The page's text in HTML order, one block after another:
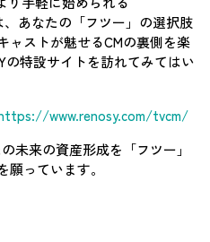
、あなたの「フツー」の選択肢
ャストが魅せるCMの裏側を楽
の特設サイトを訪れてみてはい
www.renosy.com/tvcm/
未来の資産形成を「フツー」
っています。